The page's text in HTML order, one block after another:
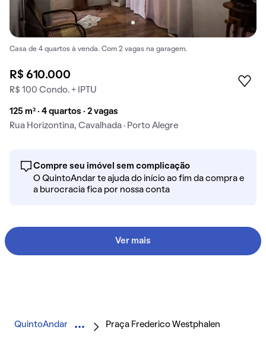
Casa de 4 quartos à venda. Com 2 vagas na garagem.
R$ 610.000
R$ 100 Condo. + IPTU
125 m² · 4 quartos · 2 vagas
Rua Horizontina, Cavalhada · Porto Alegre
Compre seu imóvel sem complicação
O QuintoAndar te ajuda do início ao fim da compra e
a burocracia fica por nossa conta
Ver mais
QuintoAndar Praça Frederico Westphalen